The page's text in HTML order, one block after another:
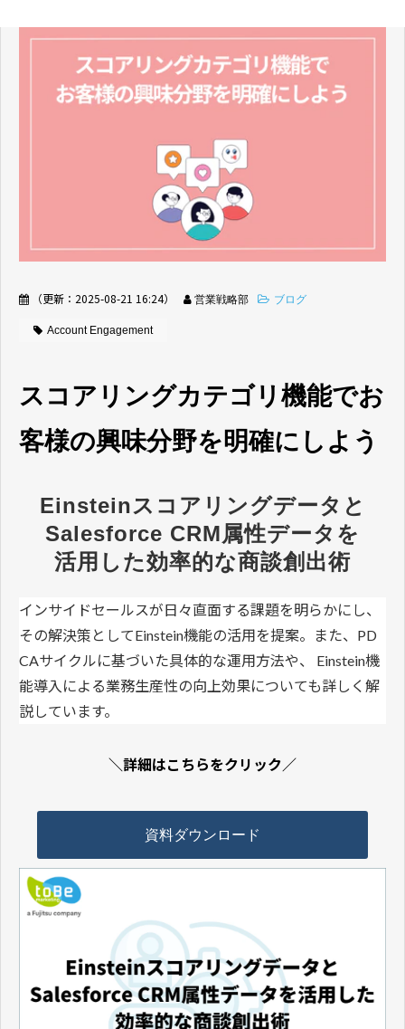
（更新： 2025-08-21 16:24） 営業戦略部 ブログ
Account Engagement
スコアリングカテゴリ機能でお
客様の興味分野を明確にしよう
Einsteinスコアリングデータと
Salesforce CRM属性データを
活用した効率的な商談創出術
インサイドセールスが日々直面する課題を明らかにし、
その解決策としてEinstein機能の活用を提案。また、PD
CAサイクルに基づいた具体的な運用方法や、 Einstein機
能導入による業務生産性の向上効果についても詳しく解
説しています。
＼詳細はこちらをクリック／
資料ダウンロード